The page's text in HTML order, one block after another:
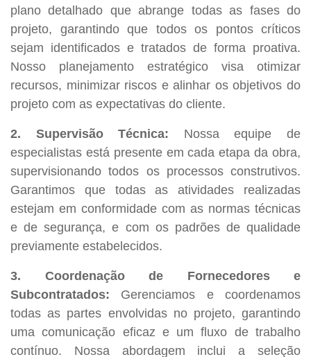
plano detalhado que abrange todas as fases do
projeto, garantindo que todos os pontos críticos
sejam identificados e tratados de forma proativa.
Nosso planejamento estratégico visa otimizar
recursos, minimizar riscos e alinhar os objetivos do
projeto com as expectativas do cliente.
2. Supervisão Técnica: Nossa equipe de
especialistas está presente em cada etapa da obra,
supervisionando todos os processos construtivos.
Garantimos que todas as atividades realizadas
estejam em conformidade com as normas técnicas
e de segurança, e com os padrões de qualidade
previamente estabelecidos.
3. Coordenação de Fornecedores e
Subcontratados: Gerenciamos e coordenamos
todas as partes envolvidas no projeto, garantindo
uma comunicação eficaz e um fluxo de trabalho
contínuo. Nossa abordagem inclui a seleção